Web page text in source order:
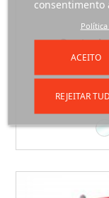
Cesto
consentimento
REJEITAR
ACEITO